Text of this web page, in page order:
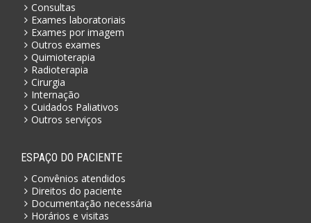
Consultas
Exames laboratoriais
Exames por imagem
Outros exames
Quimioterapia
Radioterapia
Cirurgia
Internação
Cuidados Paliativos
Outros serviços
ESPAÇO DO PACIENTE
Convênios atendidos
Direitos do paciente
Documentação necessária
Horários e visitas